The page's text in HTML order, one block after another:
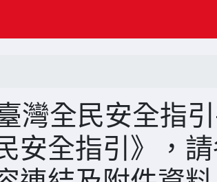
灣全民安全指
安全指引》，請